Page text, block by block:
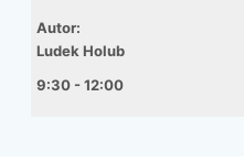
Autor:
Ludek Holub
9:30 - 12:00